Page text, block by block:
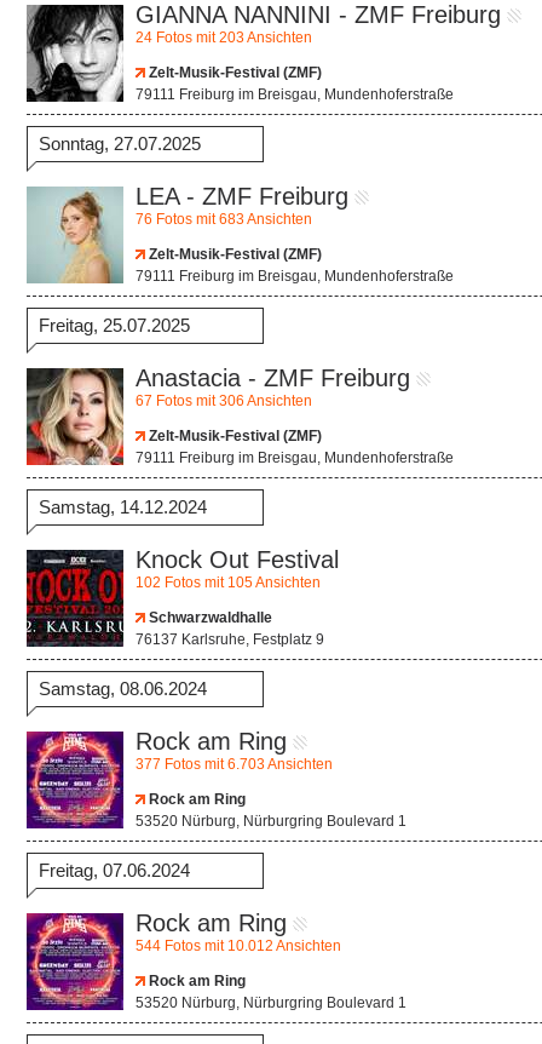
GIANNA NANNINI - ZMF Freiburg
24 Fotos mit 203 Ansichten
Zelt-Musik-Festival (ZMF)
79111 Freiburg im Breisgau, Mundenhoferstraße
Sonntag, 27.07.2025
LEA - ZMF Freiburg
76 Fotos mit 683 Ansichten
Zelt-Musik-Festival (ZMF)
79111 Freiburg im Breisgau, Mundenhoferstraße
Freitag, 25.07.2025
Anastacia - ZMF Freiburg
67 Fotos mit 306 Ansichten
Zelt-Musik-Festival (ZMF)
79111 Freiburg im Breisgau, Mundenhoferstraße
Samstag, 14.12.2024
Knock Out Festival
102 Fotos mit 105 Ansichten
Schwarzwaldhalle
76137 Karlsruhe, Festplatz 9
Samstag, 08.06.2024
Rock am Ring
377 Fotos mit 6.703 Ansichten
Rock am Ring
53520 Nürburg, Nürburgring Boulevard 1
Freitag, 07.06.2024
Rock am Ring
544 Fotos mit 10.012 Ansichten
Rock am Ring
53520 Nürburg, Nürburgring Boulevard 1